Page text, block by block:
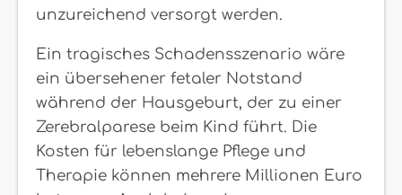
unzureichend versorgt werden.
Ein tragisches Schadensszenario wäre
ein übersehener fetaler Notstand
während der Hausgeburt, der zu einer
Zerebralparese beim Kind führt. Die
Kosten für lebenslange Pflege und
Therapie können mehrere Millionen Euro